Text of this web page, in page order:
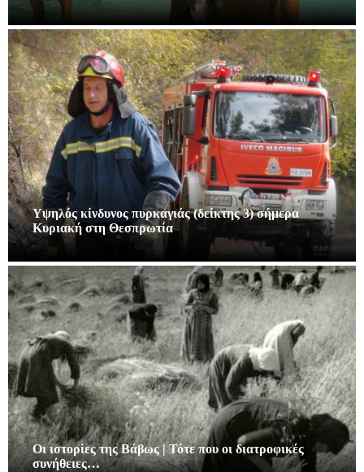
Υψηλός κίνδυνος πυρκαγιάς (δείκτης 3) σήμερα
Κυριακή στη Θεσπρωτία
Οι ιστορίες της Βάβως | Τότε που οι διατροφικές
συνήθειες…